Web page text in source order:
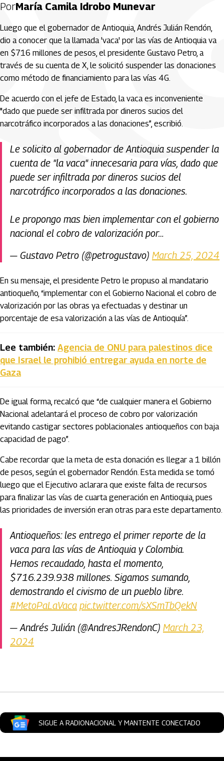
PorMaría Camila Idrobo Munevar
Luego que el gobernador de Antioquia, Andrés Julián Rendón,
dio a conocer que la llamada 'vaca' por las vías de Antioquia va
en $716 millones de pesos, el presidente Gustavo Petro, a
través de su cuenta de X, le solicitó suspender las donaciones
como método de financiamiento para las vías 4G.
De acuerdo con el jefe de Estado, la vaca es inconveniente
"dado que puede ser infiltrada por dineros sucios del
narcotráfico incorporados a las donaciones”, escribió.
Le solicito al gobernador de Antioquia suspender la
cuenta de "la vaca" innecesaria para vías, dado que
puede ser infiltrada por dineros sucios del
narcotráfico incorporados a las donaciones.
Le propongo mas bien implementar con el gobierno
nacional el cobro de valorización por…
— Gustavo Petro (@petrogustavo) March 25, 2024
En su mensaje, el presidente Petro le propuso al mandatario
antioqueño, “implementar con el Gobierno Nacional el cobro de
valorización por las obras ya efectuadas y destinar un
porcentaje de esa valorización a las vías de Antioquía”.
Lee también: Agencia de ONU para palestinos dice
que Israel le prohibió entregar ayuda en norte de
Gaza
De igual forma, recalcó que “de cualquier manera el Gobierno
Nacional adelantará el proceso de cobro por valorización
evitando castigar sectores poblacionales antioqueños con baja
capacidad de pago”.
Cabe recordar que la meta de esta donación es llegar a 1 billón
de pesos, según el gobernador Rendón. Esta medida se tomó
luego que el Ejecutivo aclarara que existe falta de recursos
para finalizar las vías de cuarta generación en Antioquia, pues
las prioridades de inversión eran otras para este departamento.
Antioqueños: les entrego el primer reporte de la
vaca para las vías de Antioquia y Colombia.
Hemos recaudado, hasta el momento,
$716.239.938 millones. Sigamos sumando,
demostrando el civismo de un pueblo libre.
#MetoPaLaVaca pic.twitter.com/sXSmTbQekN
— Andrés Julián (@AndresJRendonC) March 23,
2024
SIGUE A RADIONACIONAL Y MANTENTE CONECTADO